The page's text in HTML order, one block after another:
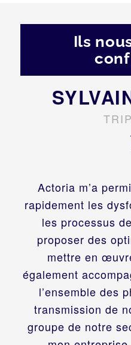
Ils
Actoria m’a
rapidement les
les processus
proposer des
mettre en
également
l’ensemble des
transmission de
groupe de notre